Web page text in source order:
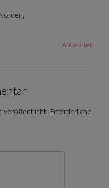
Antworten
veröffentlicht. Erforderliche